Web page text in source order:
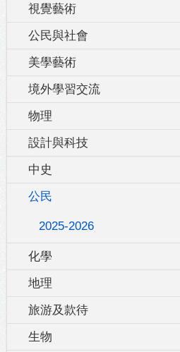
視覺藝術
公民與社會
美學藝術
境外學習交流
物理
設計與科技
中史
公民
2025-2026
化學
地理
旅游及款待
生物